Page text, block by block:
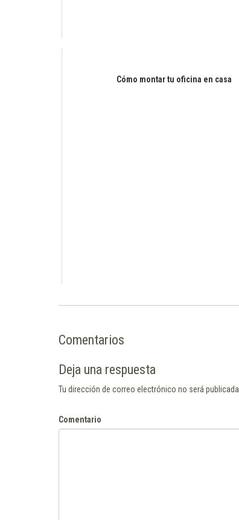
Cómo montar tu oficina en casa
Comentarios
Deja una respuesta
Tu dirección de correo electrónico no será publicada.
Comentario